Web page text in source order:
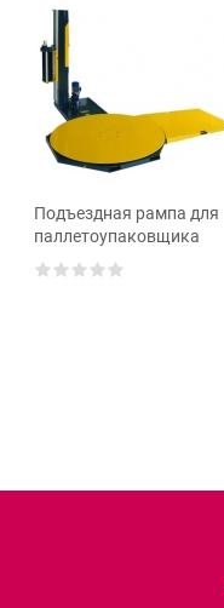
Подъездная рампа для
паллетоупаковщика